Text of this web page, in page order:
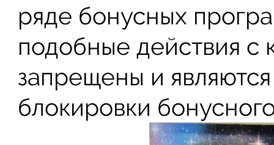
ряде бонусных
подобные действия с
запрещены и
блокировки